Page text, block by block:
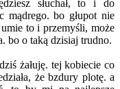
słuchał, to i do
mądrego. bo głupot nie
to i przemyśli, może
bo o taką dzisiaj trudno.
żałuję. tej kobiecie co
że bzdury plotę. a